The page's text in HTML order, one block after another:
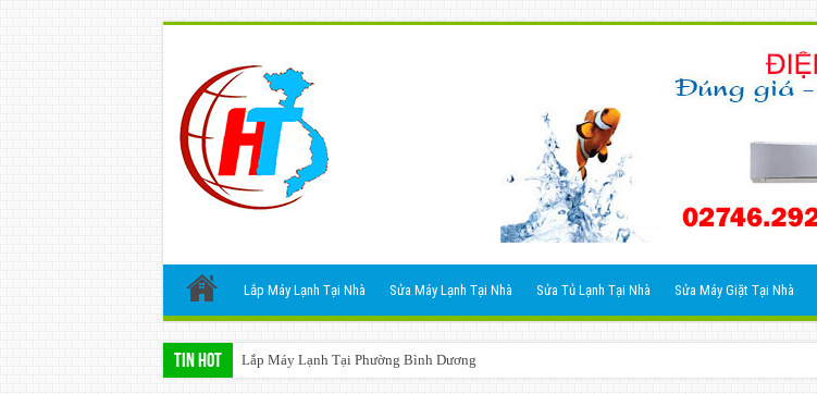
Lắp Máy Lạnh Tại Nhà Sửa Máy Lạnh Tại Nhà Sửa Tủ Lạnh Tại Nhà Sửa Máy Giặt Tại Nhà
Tin Hot Lắp Máy Lạnh Tại Phường Bình Dương